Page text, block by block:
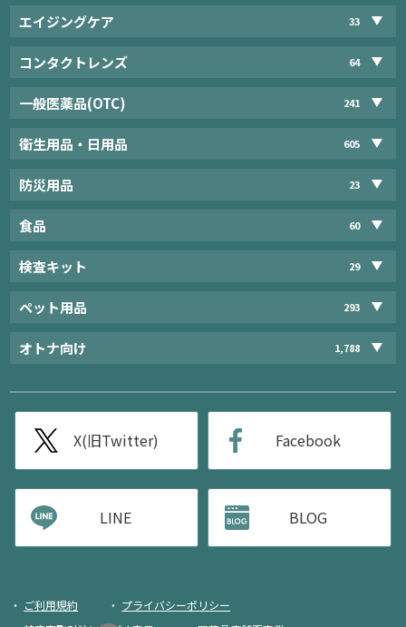
エイジングケア 33
コンタクトレンズ 64
一般医薬品(OTC) 241
衛生用品・日用品 605
防災用品 23
食品 60
検査キット 29
ペット用品 293
オトナ向け 1,788
X(旧Twitter) Facebook
LINE BLOG
ご利用規約
プライバシーポリシー